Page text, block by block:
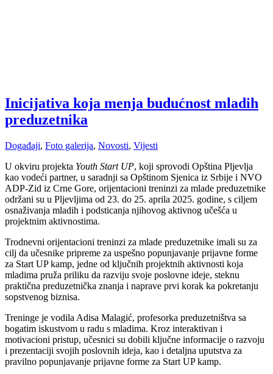
Inicijativa koja menja budućnost mladih
preduzetnika
Događaji, Foto galerija, Novosti, Vijesti
U okviru projekta Youth Start UP, koji sprovodi Opština Pljevlja
kao vodeći partner, u saradnji sa Opštinom Sjenica iz Srbije i NVO
ADP-Zid iz Crne Gore, orijentacioni treninzi za mlade preduzetnike
održani su u Pljevljima od 23. do 25. aprila 2025. godine, s ciljem
osnaživanja mladih i podsticanja njihovog aktivnog učešća u
projektnim aktivnostima.
Trodnevni orijentacioni treninzi za mlade preduzetnike imali su za
cilj da učesnike pripreme za uspešno popunjavanje prijavne forme
za Start UP kamp, jedne od ključnih projektnih aktivnosti koja
mladima pruža priliku da razviju svoje poslovne ideje, steknu
praktična preduzetnička znanja i naprave prvi korak ka pokretanju
sopstvenog biznisa.
Treninge je vodila Adisa Malagić, profesorka preduzetništva sa
bogatim iskustvom u radu s mladima. Kroz interaktivan i
motivacioni pristup, učesnici su dobili ključne informacije o razvoju
i prezentaciji svojih poslovnih ideja, kao i detaljna uputstva za
pravilno popunjavanje prijavne forme za Start UP kamp.